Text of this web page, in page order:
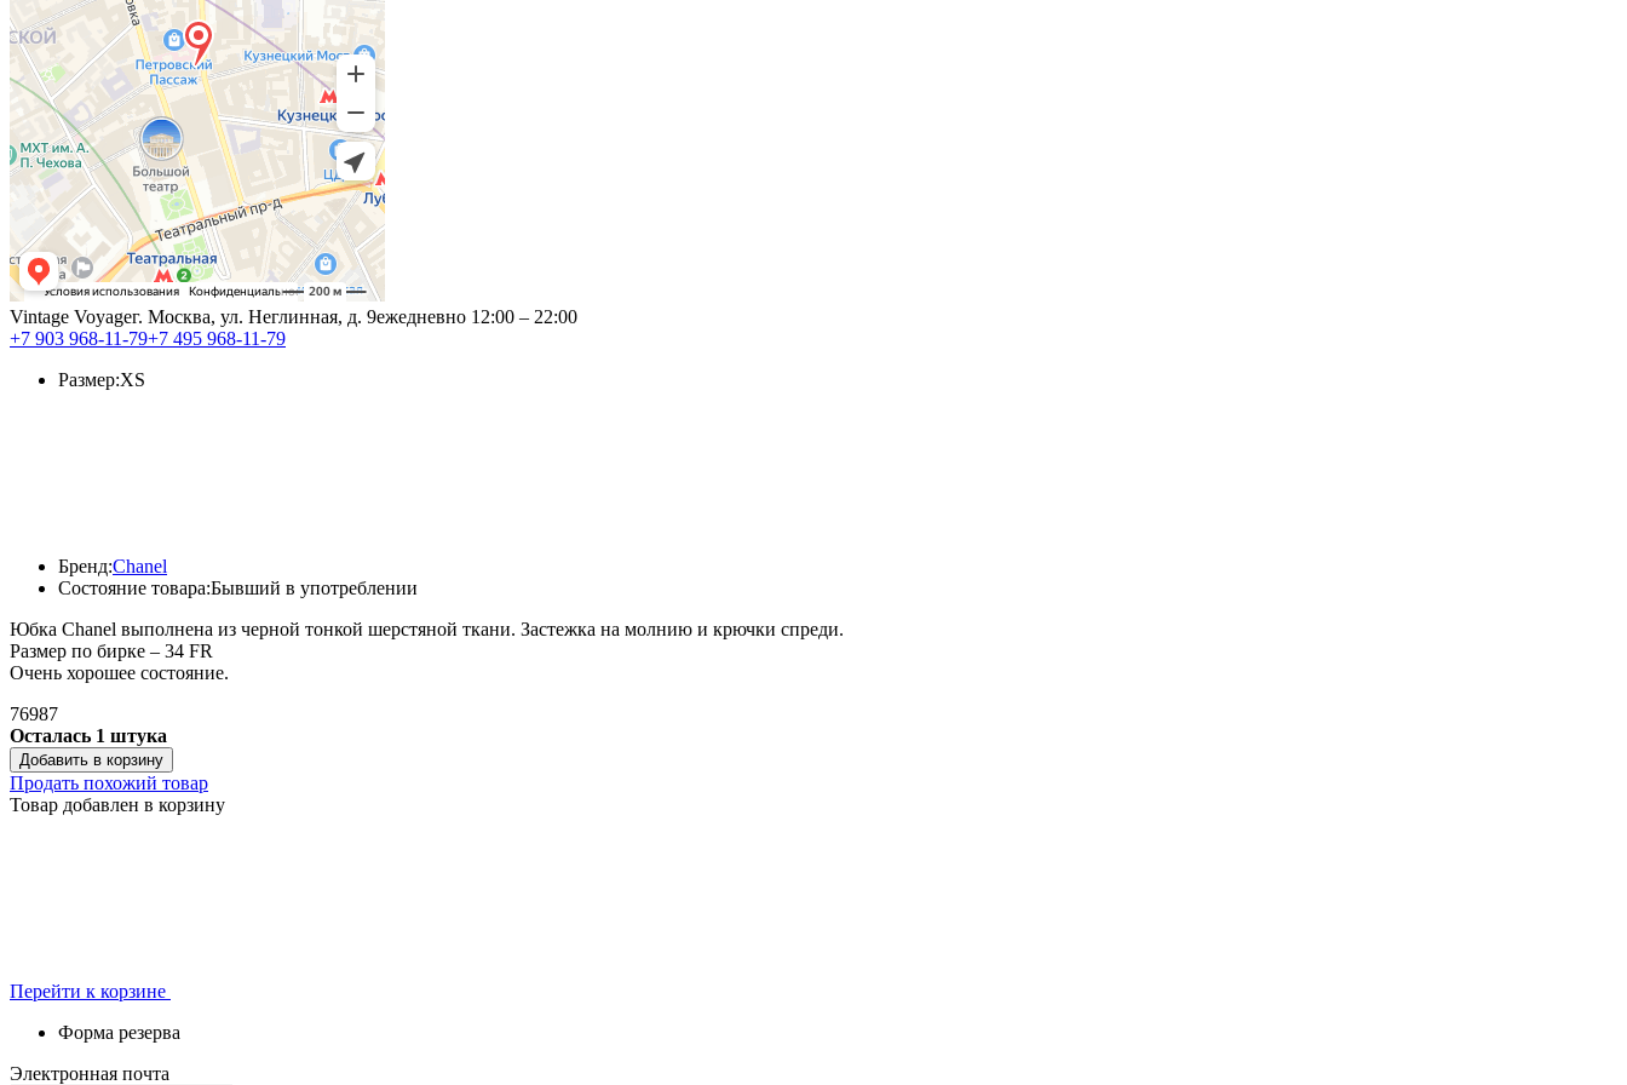
Vintage Voyageг. Москва, ул. Неглинная, д. 9ежедневно 12:00 – 22:00
+7 903 968-11-79+7 495 968-11-79
Состояние товара:Бывший в употреблении
Бренд:Chanel
Размер:XS
Юбка Chanel выполнена из черной тонкой шерстяной ткани. Застежка на молнию и крючки спреди.
Размер по бирке – 34 FR
Очень хорошее состояние.
76987
Осталась 1 штука
Добавить в корзину
Продать похожий товар
Товар добавлен в корзину
Перейти к корзине
Форма резерва
Электронная почта